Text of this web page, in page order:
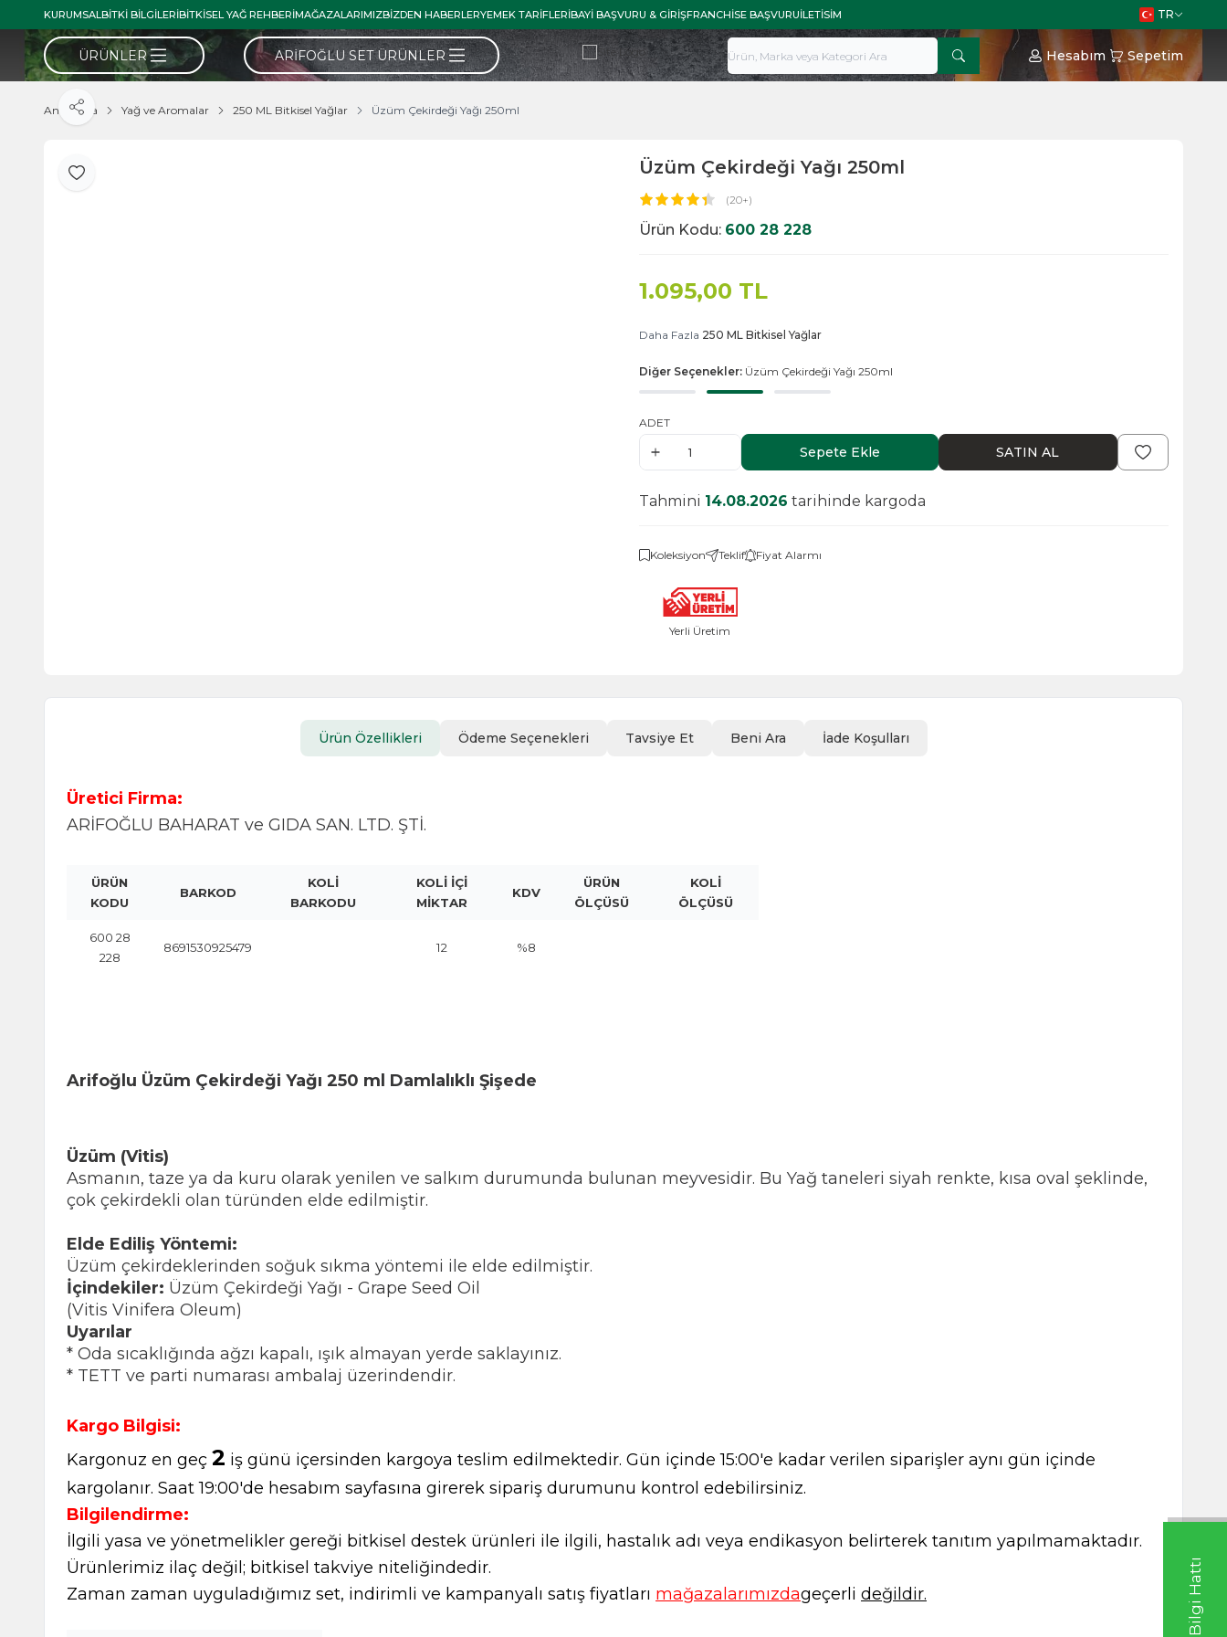
KURUMSALBITKI BILGILERIBITKISEL YAĞ REHBERIMAĞAZALARIMIZBIZDEN HABERLERYEMEK TARIFLERIBAYI BAŞVURU & GIRIŞFRANCHISE BAŞVURUİLETISIM TR
ÜRÜNLER ARIFOĞLU SET ÜRÜNLER Hesabım Sepetim
Ana Sayfa Yağ ve Aromalar 250 ML Bitkisel Yağlar Üzüm Çekirdeği Yağı 250ml
Favoriye Ekle
Paylaş
Üzüm Çekirdeği Yağı 250ml
(20+)
Ürün Kodu: 600 28 228
1.095,00 TL
Daha Fazla 250 ML Bitkisel Yağlar
Diğer Seçenekler: Üzüm Çekirdeği Yağı 250ml
ADET
Sepete Ekle SATIN AL
Tahmini 14.08.2026 tarihinde kargoda
Koleksiyon Teklif Fiyat Alarmı
Yerli Üretim
Ürün Özellikleri Ödeme Seçenekleri Tavsiye Et Beni Ara İade Koşulları
Üretici Firma:
ARİFOĞLU BAHARAT ve GIDA SAN. LTD. ŞTİ.
ÜRÜN
KODU
BARKOD
KOLİ
BARKODU
KOLİ İÇİ
MİKTAR
KDV
ÜRÜN
ÖLÇÜSÜ
KOLİ
ÖLÇÜSÜ
600 28
228
8691530925479 12 %8
Arifoğlu Üzüm Çekirdeği Yağı 250 ml Damlalıklı Şişede
Üzüm (Vitis)
Asmanın, taze ya da kuru olarak yenilen ve salkım durumunda bulunan meyvesidir. Bu Yağ taneleri siyah renkte, kısa oval şeklinde,
çok çekirdekli olan türünden elde edilmiştir.
Elde Ediliş Yöntemi:
Üzüm çekirdeklerinden soğuk sıkma yöntemi ile elde edilmiştir.
İçindekiler: Üzüm Çekirdeği Yağı - Grape Seed Oil
(Vitis Vinifera Oleum)
Uyarılar
* Oda sıcaklığında ağzı kapalı, ışık almayan yerde saklayınız.
* TETT ve parti numarası ambalaj üzerindendir.
Kargo Bilgisi:
Kargonuz en geç 2 iş günü içersinden kargoya teslim edilmektedir. Gün içinde 15:00'e kadar verilen siparişler aynı gün içinde
kargolanır. Saat 19:00'de hesabım sayfasına girerek sipariş durumunu kontrol edebilirsiniz.
Bilgilendirme:
İlgili yasa ve yönetmelikler gereği bitkisel destek ürünleri ile ilgili, hastalık adı veya endikasyon belirterek tanıtım yapılmamaktadır.
Ürünlerimiz ilaç değil; bitkisel takviye niteliğindedir.
Zaman zaman uyguladığımız set, indirimli ve kampanyalı satış fiyatları mağazalarımızdageçerli değildir.